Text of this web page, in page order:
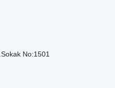
No:1501